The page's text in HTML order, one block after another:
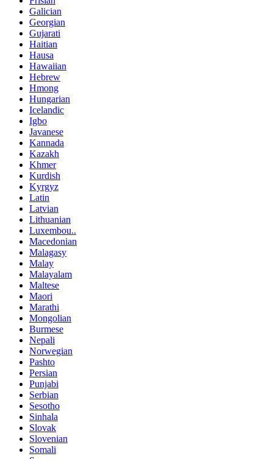
Galician
Georgian
Gujarati
Haitian
Hausa
Hawaiian
Hebrew
Hmong
Hungarian
Icelandic
Igbo
Javanese
Kannada
Kazakh
Khmer
Kurdish
Kyrgyz
Latin
Latvian
Lithuanian
Luxembou..
Macedonian
Malagasy
Malay
Malayalam
Maltese
Maori
Marathi
Mongolian
Burmese
Nepali
Norwegian
Pashto
Persian
Punjabi
Serbian
Sesotho
Sinhala
Slovak
Slovenian
Somali